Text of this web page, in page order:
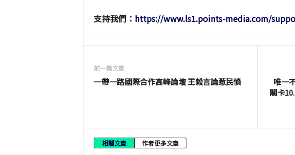
支持我們： https://www.ls1.points-media.com/
前一篇文章
一帶一路國際合作高峰論壇 王毅言論惹民憤
唯一
關卡
相關文章 作者更多文章